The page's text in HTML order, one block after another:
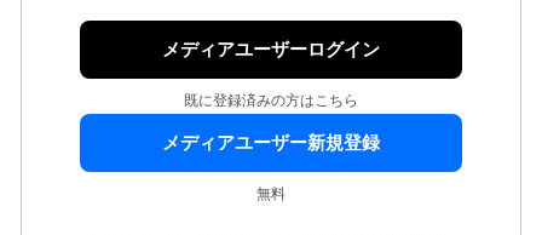
メディアユーザーログイン
既に登録済みの方はこちら
メディアユーザー新規登録
無料